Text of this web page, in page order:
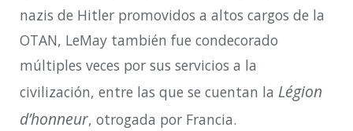
nazis de Hitler promovidos a altos cargos de la
OTAN, LeMay también fue condecorado
múltiples veces por sus servicios a la
civilización, entre las que se cuentan la Légion
d’honneur, otrogada por Francia.